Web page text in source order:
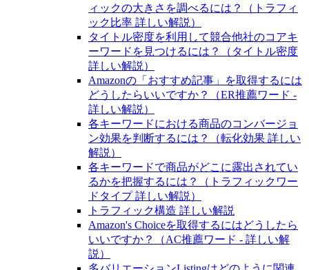
ィックの大きさを調べるには？（トラフィ
ック比率 詳しい解説）
タイトル密度を利用して競合他社のコアキ
ーワードを見つけるには？（タイトル密度
詳しい解説）
Amazonの「おすすめ記事」を取得するには
どうしたらいいですか？（ER推薦ワード -
詳しい解説）
各キーワードにおける商品のコンバージョ
ン効果を判断するには？（転化効果 詳しい
解説）
各キーワードで商品がどこに露出されてい
るかを把握するには？（トラフィックワー
ドタイプ 詳しい解説）
トラフィック構造 詳しい解説
Amazon's Choiceを取得するにはどうしたら
いいですか？（AC推薦ワード - 詳しい解
説）